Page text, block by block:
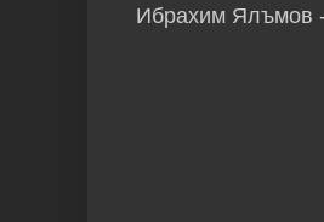
Ибрахим Ялъмов